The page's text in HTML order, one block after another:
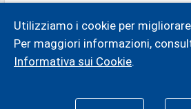
inserisci il tuo nome
inserisci il tuo indirizzo email
Utilizziamo i cookie per
Per maggiori informazioni,
Informativa sui Cookie.